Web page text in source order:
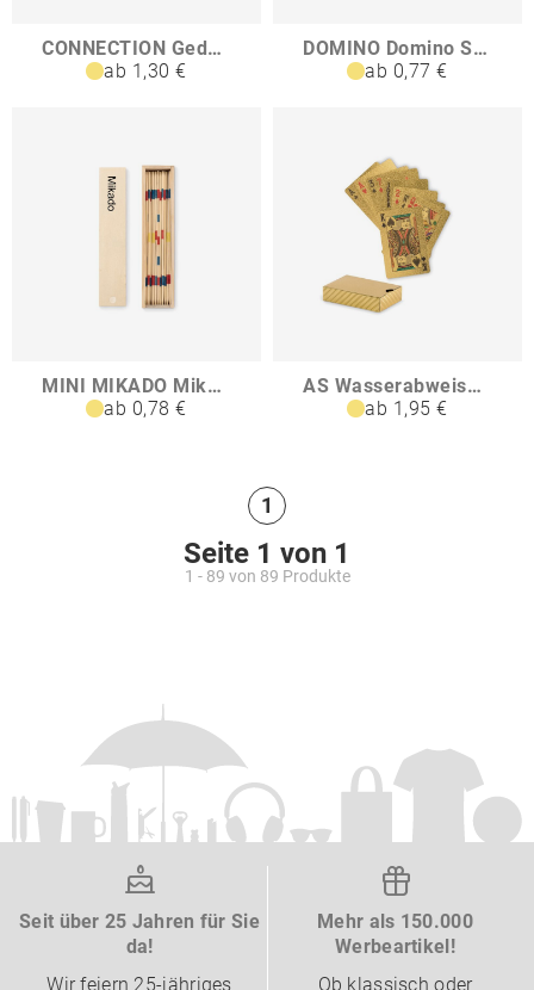
CONNECTION Geduldsspiele-Set
ab 1,30 €
DOMINO Domino Spiel
ab 0,77 €
MINI MIKADO Mikado
ab 0,78 €
AS Wasserabweisende Spielkarten
ab 1,95 €
1
Seite 1 von 1
1 - 89 von 89 Produkte
Seit über 25 Jahren für Sie
da!
Wir feiern 25-jähriges
Mehr als 150.000
Werbeartikel!
Ob klassisch oder